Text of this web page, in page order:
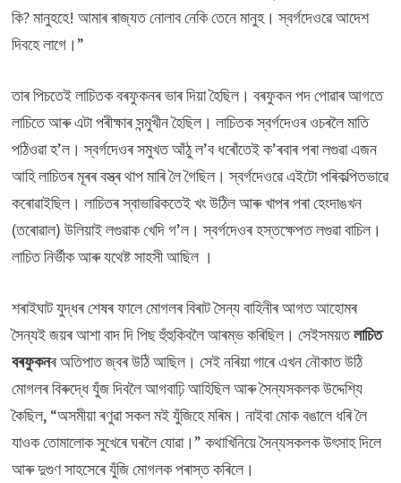
কি? মানুহহে! আমাৰ ৰাজ্যত নোলাব নেকি তেনে মানুহ। স্বৰ্গদেওৱে আদেশ
দিবহে লাগে।”
তাৰ পিচতেই লাচিতক বৰফুকনৰ ভাৰ দিয়া হৈছিল। বৰফুকন পদ পোৱাৰ আগতে
লাচিতে আৰু এটা পৰীক্ষাৰ সন্মুখীন হৈছিল। লাচিতক স্বৰ্গদেওৰ ওচৰলৈ মাতি
পঠিওৱা হ’ল। স্বৰ্গদেওৰ সমুখত আঁঠু ল’ব ধৰোঁতেই ক’ৰবাৰ পৰা লগুৱা এজন
আহি লাচিতৰ মূৰৰ বস্ত্ৰ থাপ মাৰি লৈ গৈছিল। স্বৰ্গদেওৱে এইটো পৰিকল্পিতভাৱে
কৰোৱাইছিল। লাচিতৰ স্বাভাৱিকতেই খং উঠিল আৰু খাপৰ পৰা হেংদাঙখন
(তৰোৱাল) উলিয়াই লগুৱাক খেদি গ’ল। স্বৰ্গদেওৰ হস্তক্ষেপত লগুৱা বাচিল।
লাচিত নিৰ্ভীক আৰু যথেষ্ট সাহসী আছিল ।
শৰাইঘাট যুদ্ধৰ শেষৰ ফালে মোগলৰ বিৰাট সৈন্য বাহিনীৰ আগত আহোমৰ
সৈন্যই জয়ৰ আশা বাদ দি পিছ হুঁহুকিবলৈ আৰম্ভ কৰিছিল। সেইসময়তলাচিত
বৰফুকনৰ অতিপাত জ্বৰ উঠি আছিল। সেই নৰিয়া গাৰে এখন নৌকাত উঠি
মোগলৰ বিৰুদ্ধে যুঁজ দিবলৈ আগবাঢ়ি আহিছিল আৰু সৈন্যসকলক উদ্দেশ্যি
কৈছিল, “অসমীয়া ৰণুৱা সকল মই যুঁজিহে মৰিম। নাইবা মোক বঙালে ধৰি লৈ
যাওক তোমালোক সুখেৰে ঘৰলৈ যোৱা।” কথাখিনিয়ে সৈন্যসকলক উৎসাহ দিলে
আৰু দুগুণ সাহসেৰে যুঁজি মোগলক পৰাস্ত কৰিলে।